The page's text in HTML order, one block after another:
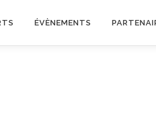
ÉVÈNEMENTS